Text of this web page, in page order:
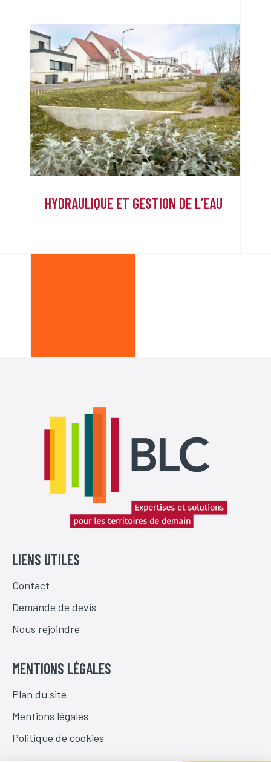
HYDRAULIQUE ET GESTION DE L’EAU
LIENS UTILES
Contact
Demande de devis
Nous rejoindre
MENTIONS LÉGALES
Plan du site
Mentions légales
Politique de cookies